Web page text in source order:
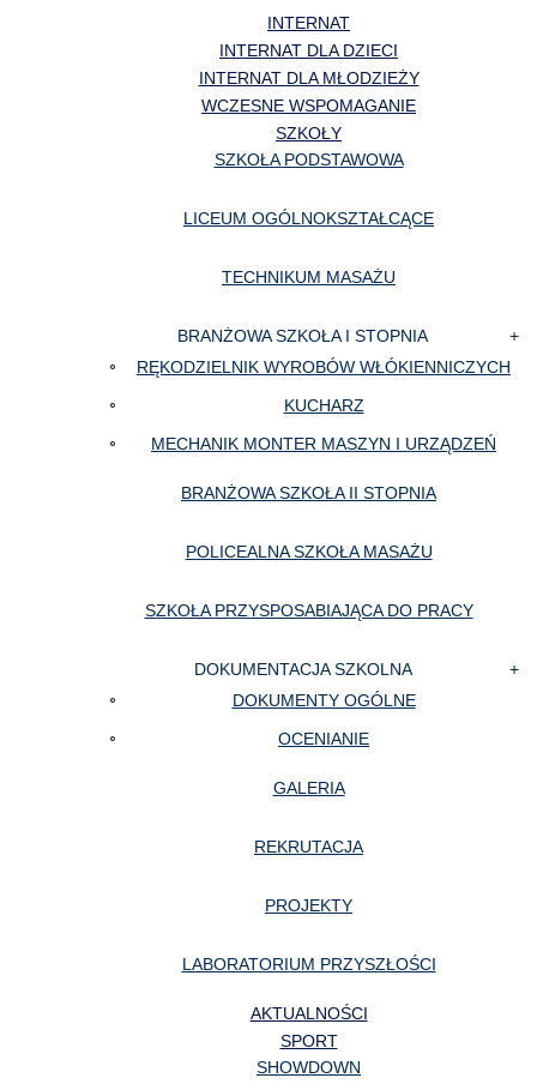
INTERNAT
INTERNAT DLA DZIECI
INTERNAT DLA MŁODZIEŻY
WCZESNE WSPOMAGANIE
SZKOŁY
SZKOŁA PODSTAWOWA
LICEUM OGÓLNOKSZTAŁCĄCE
TECHNIKUM MASAŻU
BRANŻOWA SZKOŁA I STOPNIA
RĘKODZIELNIK WYROBÓW WŁÓKIENNICZYCH
KUCHARZ
MECHANIK MONTER MASZYN I URZĄDZEŃ
BRANŻOWA SZKOŁA II STOPNIA
POLICEALNA SZKOŁA MASAŻU
SZKOŁA PRZYSPOSABIAJĄCA DO PRACY
DOKUMENTACJA SZKOLNA
DOKUMENTY OGÓLNE
OCENIANIE
GALERIA
REKRUTACJA
PROJEKTY
LABORATORIUM PRZYSZŁOŚCI
AKTUALNOŚCI
SPORT
SHOWDOWN